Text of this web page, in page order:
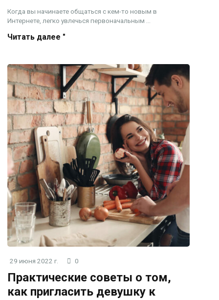
Когда вы начинаете общаться с кем-то новым в
Интернете, легко увлечься первоначальным ...
Читать далее "
29 июня 2022 г. 0
Практические советы о том,
как пригласить девушку к